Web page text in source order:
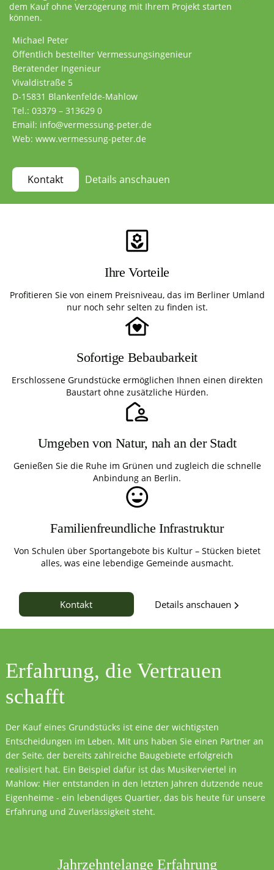
dem Kauf ohne Verzögerung mit Ihrem Projekt starten
können.
Michael Peter
Öffentlich bestellter Vermessungsingenieur
Beratender Ingenieur
Vivaldistraße 5
D-15831 Blankenfelde-Mahlow
Tel.: 03379 – 313629 0
Email: info@vermessung-peter.de
Web: www.vermessung-peter.de
Kontakt Details anschauen
Ihre Vorteile
Profitieren Sie von einem Preisniveau, das im Berliner Umland
nur noch sehr selten zu finden ist.
Sofortige Bebaubarkeit
Erschlossene Grundstücke ermöglichen Ihnen einen direkten
Baustart ohne zusätzliche Hürden.
Umgeben von Natur, nah an der Stadt
Genießen Sie die Ruhe im Grünen und zugleich die schnelle
Anbindung an Berlin.
Familienfreundliche Infrastruktur
Von Schulen über Sportangebote bis Kultur – Stücken bietet
alles, was eine lebendige Gemeinde ausmacht.
Kontakt Details anschauen
Erfahrung, die Vertrauen
schafft
Der Kauf eines Grundstücks ist eine der wichtigsten
Entscheidungen im Leben. Mit uns haben Sie einen Partner an
der Seite, der bereits zahlreiche Baugebiete erfolgreich
realisiert hat. Ein Beispiel dafür ist das Musikerviertel in
Mahlow: Hier entstanden in den letzten Jahren dutzende neue
Eigenheime - ein lebendiges Quartier, das bis heute für unsere
Erfahrung und Zuverlässigkeit steht.
Jahrzehntelange Erfahrung